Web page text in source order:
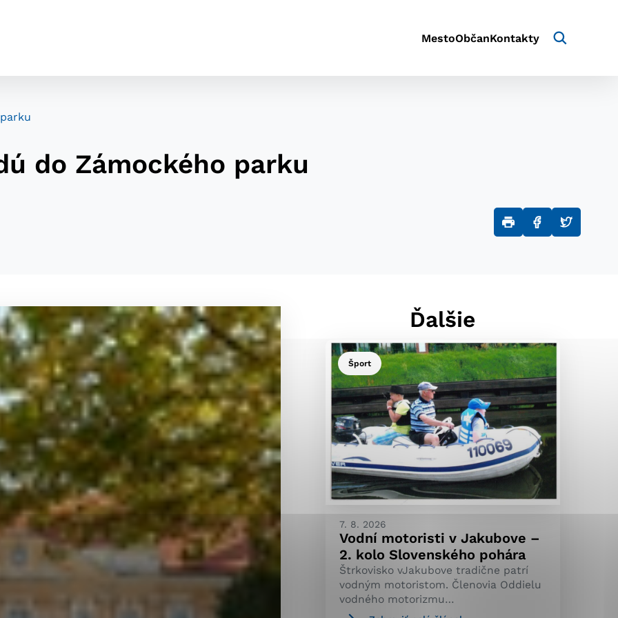
MestoObčanKontakty
do Zámockého parku
Ďalšie
Šport
7. 8. 2026
Vodní motoristi v Jakubove –
2. kolo Slovenského pohára
Štrkovisko vJakubove tradične patrí
vodným motoristom. Členovia Oddielu
vodného motorizmu…
ktorú chcete povoliť
pre prevádzku nevyhnutné a pomáhajú urobiť webové stránky uplatniteľnými
funkcie, ako je navigácia na stránke a prístup k zabezpečeným oblastiam webovej
cookie nemôže web správne fungovať.
prevádzkovateľovi stránok pochopiť, ako návštevníci stránok stránku používajú,
a ponúknuť im lepšiu skúsenosť. Všetky dáta sa zbierajú anonymne a nie je
osobou.
Povoliť všetko Uložiť nastavenia Viac informácií